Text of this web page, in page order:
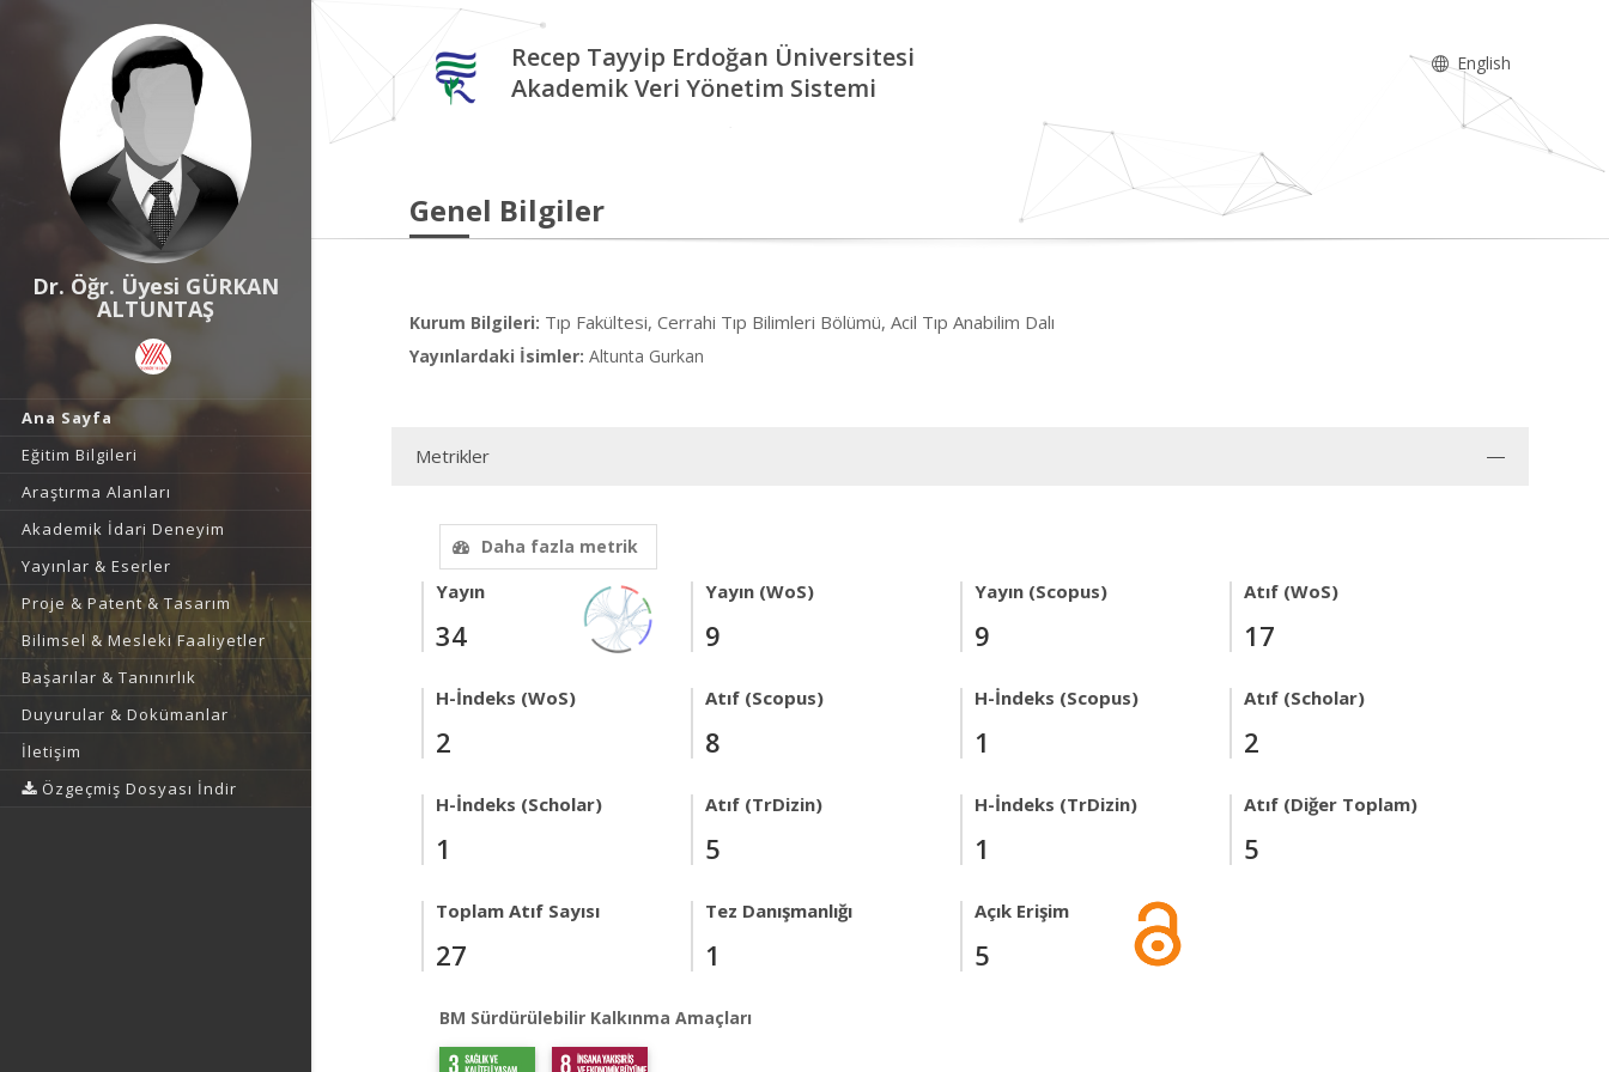
Dr. Öğr. Üyesi GÜRKAN
ALTUNTAŞ
Ana Sayfa
Eğitim Bilgileri
Araştırma Alanları
Akademik İdari Deneyim
Yayınlar & Eserler
Proje & Patent & Tasarım
Bilimsel & Mesleki Faaliyetler
Başarılar & Tanınırlık
Duyurular & Dokümanlar
İletişim
Özgeçmiş Dosyası İndir
Recep Tayyip Erdoğan Üniversitesi
Akademik Veri Yönetim Sistemi
English
Genel Bilgiler
Kurum Bilgileri: Tıp Fakültesi, Cerrahi Tıp Bilimleri Bölümü, Acil Tıp Anabilim Dalı
Yayınlardaki İsimler: Altunta Gurkan
Metrikler
Daha fazla metrik
Yayın
34
Yayın (WoS)
9
Yayın (Scopus)
9
Atıf (WoS)
17
H-İndeks (WoS)
2
Atıf (Scopus)
8
H-İndeks (Scopus)
1
Atıf (Scholar)
2
H-İndeks (Scholar)
1
Atıf (TrDizin)
5
H-İndeks (TrDizin)
1
Atıf (Diğer Toplam)
5
Toplam Atıf Sayısı
27
Tez Danışmanlığı
1
Açık Erişim
5
BM Sürdürülebilir Kalkınma Amaçları